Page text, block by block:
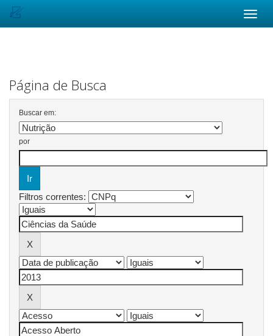
Página de Busca
Buscar em:
por
Filtros correntes: